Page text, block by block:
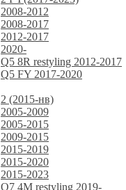
2008-2012
2008-2017
2012-2017
2020-
Q5 8R restyling 2012-2017
Q5 FY 2017-2020
2 (2015-нв)
2005-2009
2005-2015
2009-2015
2015-2019
2015-2020
2015-2023
Q7 4M restyling 2019-